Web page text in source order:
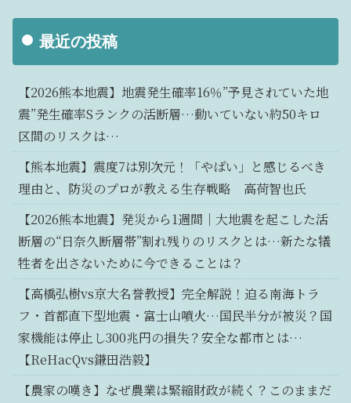
最近の投稿
【2026熊本地震】地震発生確率16％”予見されていた地
震”発生確率Sランクの活断層…動いていない約50キロ
区間のリスクは…
【熊本地震】震度7は別次元！「やばい」と感じるべき
理由と、防災のプロが教える生存戦略 高荷智也氏
【2026熊本地震】発災から1週間｜大地震を起こした活
断層の“日奈久断層帯”割れ残りのリスクとは…新たな犠
牲者を出さないために今できることは？
【高橋弘樹vs京大名誉教授】完全解説！迫る南海トラ
フ・首都直下型地震・富士山噴火…国民半分が被災？国
家機能は停止し300兆円の損失？安全な都市とは…
【ReHacQvs鎌田浩毅】
【農家の嘆き】なぜ農業は緊縮財政が続く？このままだ